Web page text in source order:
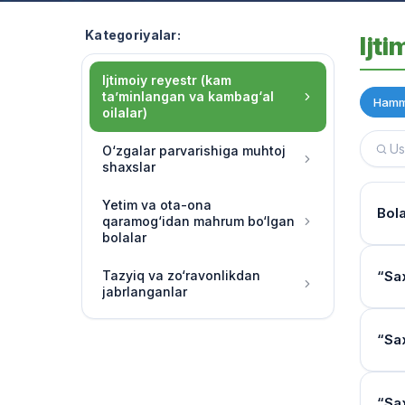
Kategoriyalar:
Ijtimoiy reyestr (kam
ta’minlangan va kambag‘al
oilalar)
O‘zgalar parvarishiga muhtoj
shaxslar
Yetim va ota-ona
qaramog‘idan mahrum bo‘lgan
bolalar
Tazyiq va zo‘ravonlikdan
jabrlanganlar